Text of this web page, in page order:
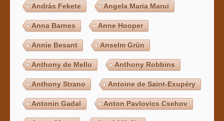
András Fekete Angela Maria Marui
Anna Barnes Anne Hooper
Annie Besant Anselm Grün
Anthony de Mello Anthony Robbins
Anthony Strano Antoine de Saint-Exupéry
Antonin Gadal Anton Pavlovics Csehov